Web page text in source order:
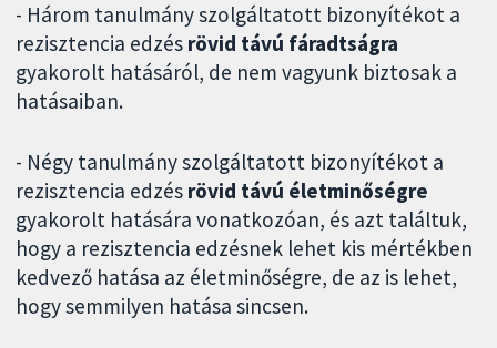
- Három tanulmány szolgáltatott bizonyítékot a
rezisztencia edzés rövid távú fáradtságra
gyakorolt hatásáról, de nem vagyunk biztosak a
hatásaiban.
- Négy tanulmány szolgáltatott bizonyítékot a
rezisztencia edzés rövid távú életminőségre
gyakorolt hatására vonatkozóan, és azt találtuk,
hogy a rezisztencia edzésnek lehet kis mértékben
kedvező hatása az életminőségre, de az is lehet,
hogy semmilyen hatása sincsen.